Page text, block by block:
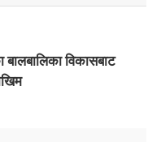
बालबालिका विकासबाट